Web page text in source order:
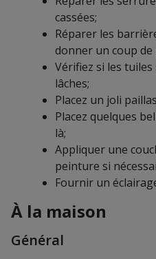
cassées;
Réparer les
donner un coup
Vérifiez si les
lâches;
Placez un joli
Placez quelques
là;
Appliquer une
peinture si
Fournir un
À la maison
Général